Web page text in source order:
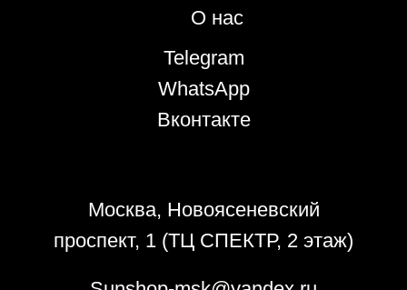
Москва, Новоясеневский
проспект, 1 (ТЦ СПЕКТР, 2 этаж)
О нас
Telegram
WhatsApp
Вконтакте